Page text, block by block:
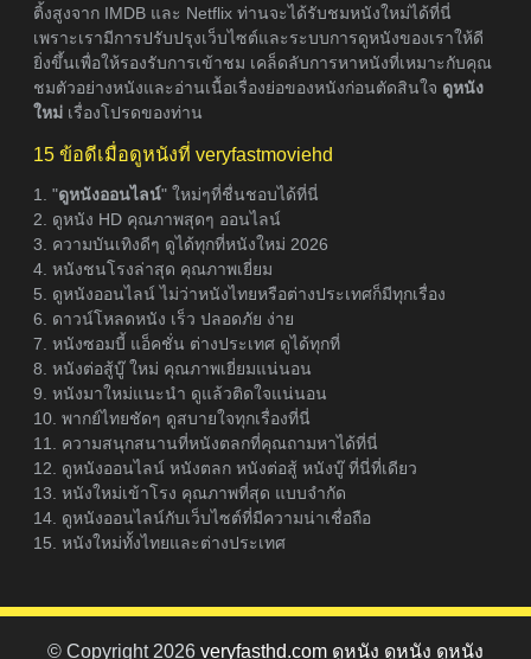
ติ้งสูงจาก IMDB และ Netflix ท่านจะได้รับชมหนังใหม่ได้ที่นี่
เพราะเรามีการปรับปรุงเว็บไซต์และระบบการดูหนังของเราให้ดี
ยิ่งขึ้นเพื่อให้รองรับการเข้าชม เคล็ดลับการหาหนังที่เหมาะกับคุณ
ชมตัวอย่างหนังและอ่านเนื้อเรื่องย่อของหนังก่อนตัดสินใจ ดูหนัง
ใหม่ เรื่องโปรดของท่าน
15 ข้อดีเมื่อดูหนังที่ veryfastmoviehd
1. "ดูหนังออนไลน์" ใหม่ๆที่ชื่นชอบได้ที่นี่
2. ดูหนัง HD คุณภาพสุดๆ ออนไลน์
3. ความบันเทิงดีๆ ดูได้ทุกที่หนังใหม่ 2026
4. หนังชนโรงล่าสุด คุณภาพเยี่ยม
5. ดูหนังออนไลน์ ไม่ว่าหนังไทยหรือต่างประเทศก็มีทุกเรื่อง
6. ดาวน์โหลดหนัง เร็ว ปลอดภัย ง่าย
7. หนังซอมบี้ แอ็คชั่น ต่างประเทศ ดูได้ทุกที่
8. หนังต่อสู้บู๊ ใหม่ คุณภาพเยี่ยมแน่นอน
9. หนังมาใหม่แนะนำ ดูแล้วติดใจแน่นอน
10. พากย์ไทยชัดๆ ดูสบายใจทุกเรื่องที่นี่
11. ความสนุกสนานที่หนังตลกที่คุณถามหาได้ที่นี่
12. ดูหนังออนไลน์ หนังตลก หนังต่อสู้ หนังบู๊ ที่นี่ที่เดียว
13. หนังใหม่เข้าโรง คุณภาพที่สุด แบบจำกัด
14. ดูหนังออนไลน์กับเว็บไซต์ที่มีความน่าเชื่อถือ
15. หนังใหม่ทั้งไทยและต่างประเทศ
© Copyright 2026 veryfasthd.com ดูหนัง ดูหนัง ดูหนัง